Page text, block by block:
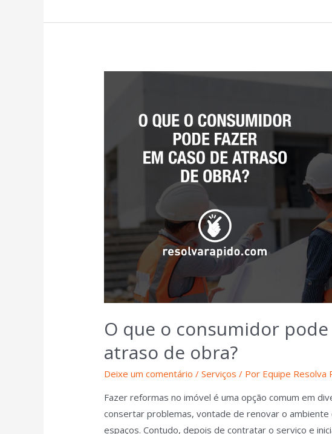
O que o consumidor
atraso de obra?
Deixe um comentário /Serviços / Por Equipe Resolva
Fazer reformas no imóvel é uma opção comum em
consertar problemas, vontade de renovar o
espaços. Contudo, depois de contratar o serviço e